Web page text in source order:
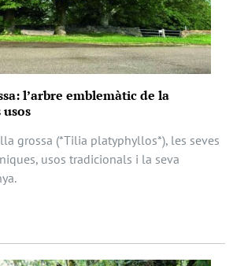
l’arbre emblemàtic de la
usos
grossa (*Tilia platyphyllos*), les seves
usos tradicionals i la seva